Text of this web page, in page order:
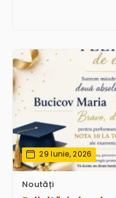
29 Iunie, 2026
Noutăți